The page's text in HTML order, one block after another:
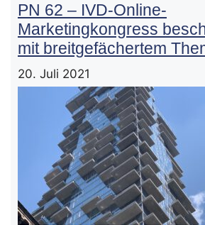
PN 62 – IVD-Online-
Marketingkongress
mit breitgefächertem
20. Juli 2021